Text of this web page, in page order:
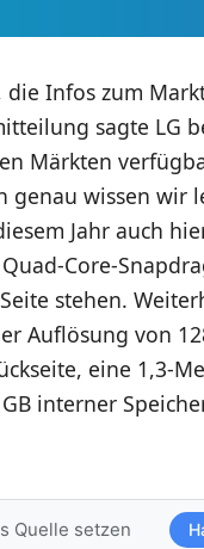
die Infos zum
sagte LG
Märkten
genau wissen wir
Jahr auch
Core-
stehen.
Auflösung von
eine 1,3-
interner
Quelle setzen